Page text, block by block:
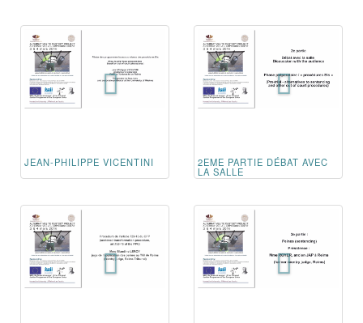
JEAN-PHILIPPE VICENTINI 2EME PARTIE DÉBAT AVEC
LA SALLE